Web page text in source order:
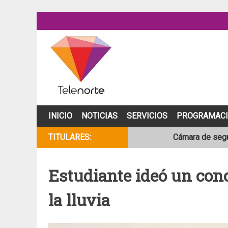
to
content
INICIO NOTICIAS SERVICIOS
TITULARES: Cámara de
Adolescente
Estudiante ideó un
la lluvia